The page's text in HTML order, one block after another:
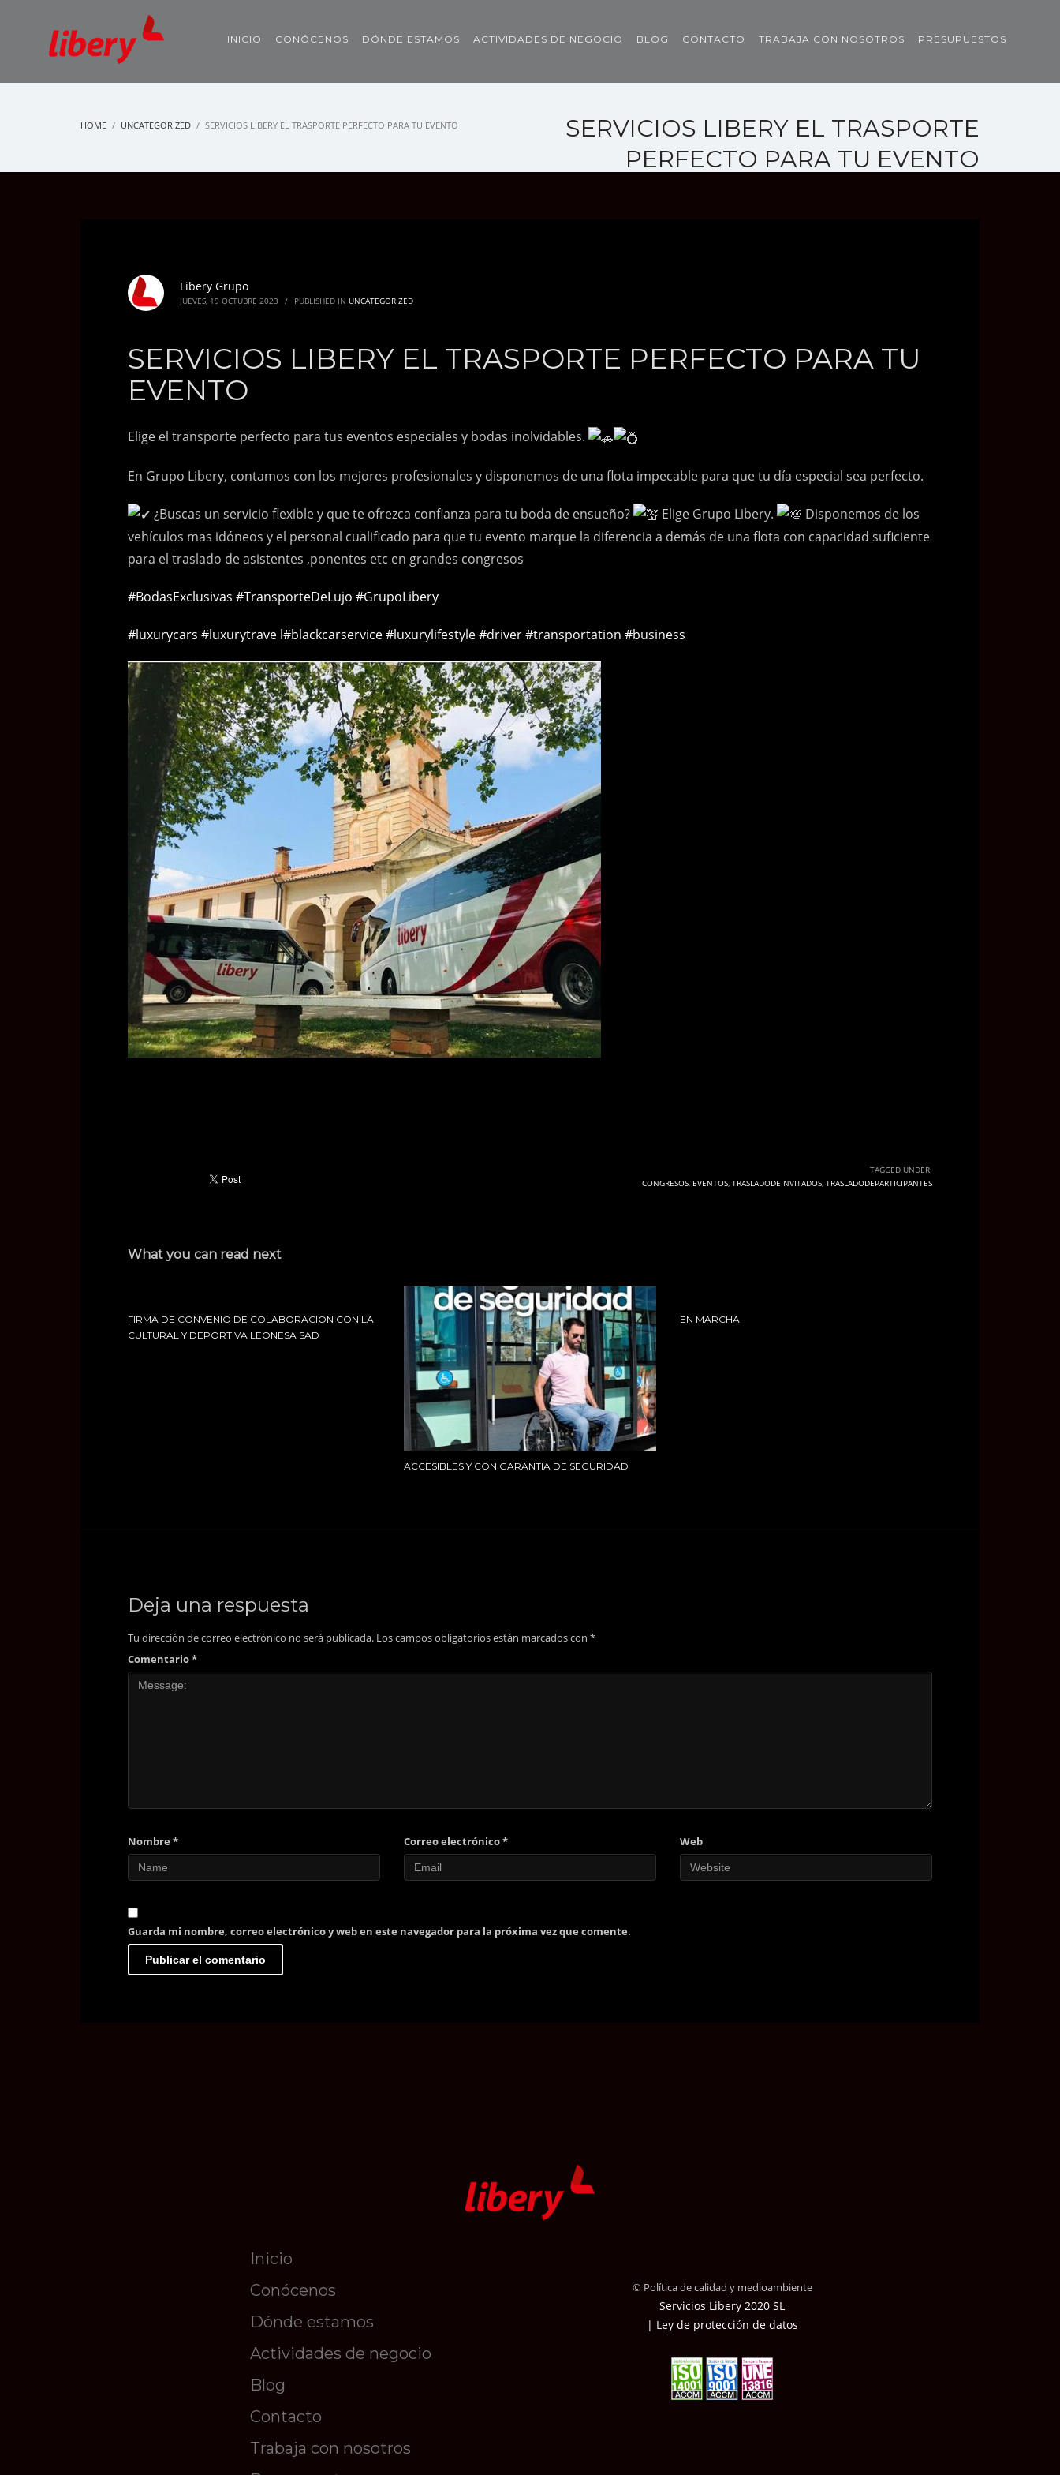
INICIO CONÓCENOS DÓNDE ESTAMOS ACTIVIDADES DE NEGOCIO BLOG CONTACTO TRABAJA CON NOSOTROS PRESUPUESTOS
HOME UNCATEGORIZED SERVICIOS LIBERY EL TRASPORTE PERFECTO PARA TU EVENTO
SERVICIOS LIBERY EL TRASPORTE
PERFECTO PARA TU EVENTO
Libery Grupo
JUEVES, 19 OCTUBRE 2023 / PUBLISHED IN UNCATEGORIZED
SERVICIOS LIBERY EL TRASPORTE PERFECTO PARA TU
EVENTO
Elige el transporte perfecto para tus eventos especiales y bodas inolvidables.
En Grupo Libery, contamos con los mejores profesionales y disponemos de una flota impecable para que tu día especial sea perfecto.
¿Buscas un servicio flexible y que te ofrezca confianza para tu boda de ensueño? Elige Grupo Libery.
Disponemos de los
vehículos mas idóneos y el personal cualificado para que tu evento marque la diferencia a demás de una flota con capacidad suficiente
para el traslado de asistentes ,ponentes etc en grandes congresos
#BodasExclusivas #TransporteDeLujo #GrupoLibery
#luxurycars #luxurytrave l#blackcarservice#luxurylifestyle#driver#transportation #business
TAGGED UNDER:
CONGRESOS, EVENTOS, TRASLADODEINVITADOS, TRASLADODEPARTICIPANTES
What you can read next
FIRMA DE CONVENIO DE COLABORACION CON LA
CULTURAL Y DEPORTIVA LEONESA SAD
ACCESIBLES Y CON GARANTIA DE SEGURIDAD
EN MARCHA
Deja una respuesta
Tu dirección de correo electrónico no será publicada. Los campos obligatorios están marcados con *
Comentario*
Nombre * Correo electrónico* Web
Guarda mi nombre, correo electrónico y web en este navegador para la próxima vez que comente.
Inicio
Conócenos
Dónde estamos
Actividades de negocio
Blog
Contacto
Trabaja con nosotros
© Política de calidad y medioambiente
Servicios Libery 2020 SL
| Ley de protección de datos